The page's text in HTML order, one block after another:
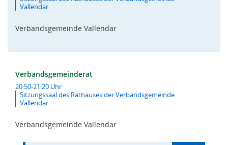
Vallendar
Verbandsgemeinde Vallendar
Verbandsgemeinderat
20:50-21:20 Uhr
Sitzungssaal des Rathauses der Verbandsgemeinde
Vallendar
Verbandsgemeinde Vallendar